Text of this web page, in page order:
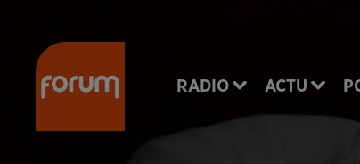
RADIO ACTU